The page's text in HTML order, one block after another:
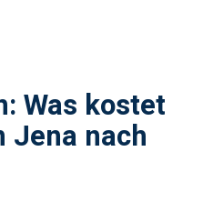
Was kostet
Jena nach